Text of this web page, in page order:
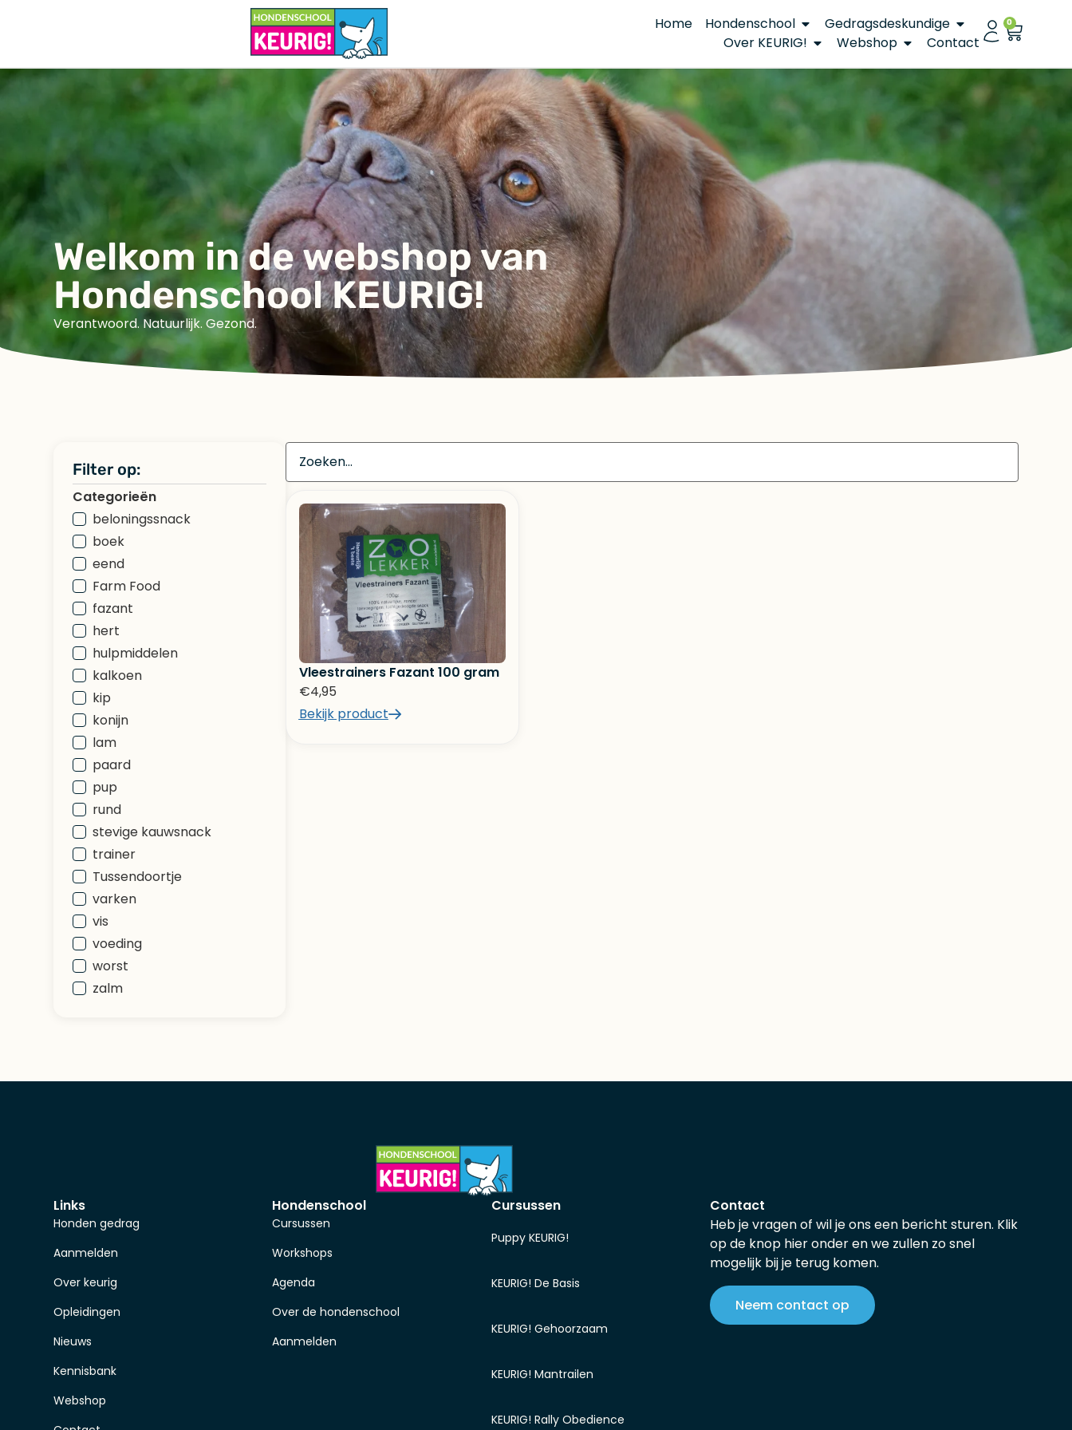
Home Hondenschool
Gedragsdeskundige
Over KEURIG!
Webshop Contact
0
Welkom in de webshop van
Hondenschool KEURIG!
Verantwoord. Natuurlijk. Gezond.
Filter op:
Categorieën
beloningssnack
boek
eend
Farm Food
fazant
hert
hulpmiddelen
kalkoen
kip
konijn
lam
paard
pup
rund
stevige kauwsnack
trainer
Tussendoortje
varken
vis
voeding
worst
zalm
Vleestrainers Fazant 100 gram
€4,95
Bekijk product
Links
Honden gedrag
Aanmelden
Over keurig
Opleidingen
Nieuws
Kennisbank
Webshop
Hondenschool
Cursussen
Workshops
Agenda
Over de hondenschool
Aanmelden
Cursussen
Puppy KEURIG!
KEURIG! De Basis
KEURIG! Gehoorzaam
KEURIG! Mantrailen
KEURIG! Rally Obedience
Contact
Heb je vragen of wil je ons een bericht sturen. Klik
op de knop hier onder en we zullen zo snel
mogelijk bij je terug komen.
Neem contact op